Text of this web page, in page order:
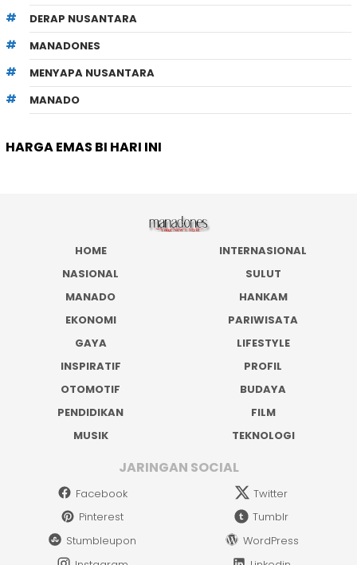
DERAP NUSANTARA
MANADONES
MENYAPA NUSANTARA
MANADO
HARGA EMAS BI HARI INI
HOME
INTERNASIONAL
NASIONAL
SULUT
MANADO
HANKAM
EKONOMI
PARIWISATA
GAYA
LIFESTYLE
INSPIRATIF
PROFIL
OTOMOTIF
BUDAYA
PENDIDIKAN
FILM
MUSIK
TEKNOLOGI
JARINGAN SOCIAL
Facebook
Twitter
Pinterest
Tumblr
Stumbleupon
WordPress